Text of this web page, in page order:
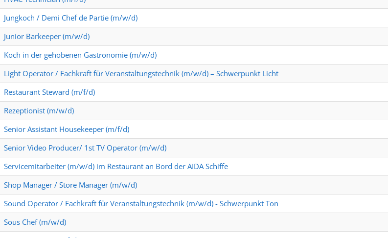
Jungkoch / Demi Chef de Partie (m/w/d)
Junior Barkeeper (m/w/d)
Koch in der gehobenen Gastronomie (m/w/d)
Light Operator / Fachkraft für Veranstaltungstechnik (m/w/d) – Schwerpunkt Licht
Restaurant Steward (m/f/d)
Rezeptionist (m/w/d)
Senior Assistant Housekeeper (m/f/d)
Senior Video Producer/ 1st TV Operator (m/w/d)
Servicemitarbeiter (m/w/d) im Restaurant an Bord der AIDA Schiffe
Shop Manager / Store Manager (m/w/d)
Sound Operator / Fachkraft für Veranstaltungstechnik (m/w/d) - Schwerpunkt Ton
Sous Chef (m/w/d)